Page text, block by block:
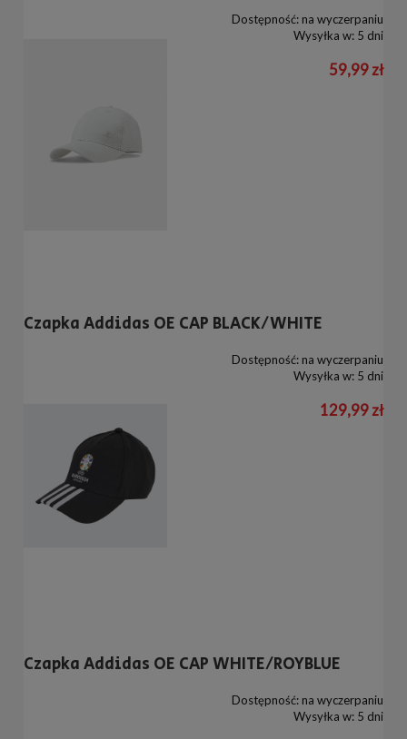
Dostępność: na wyczerpaniu
Wysyłka w: 5 dni
59,99 zł
Czapka Addidas OE CAP BLACK/WHITE
Dostępność: na wyczerpaniu
Wysyłka w: 5 dni
129,99 zł
Czapka Addidas OE CAP WHITE/ROYBLUE
Dostępność: na wyczerpaniu
Wysyłka w: 5 dni